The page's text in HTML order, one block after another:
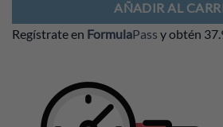
AÑADIR AL
Regístrate en FormulaPass y obtén